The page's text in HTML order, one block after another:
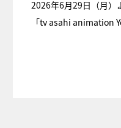
2026年6月29日（月）
「tv asahi animation